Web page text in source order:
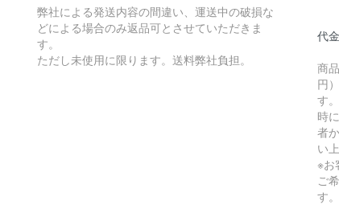
弊社による発送内容の間違い、運送中の破損な
どによる場合のみ返品可とさせていただきま
す。
ただし未使用に限ります。送料弊社負担。
代
商
円
す
時
者
い
※お
ご
す。